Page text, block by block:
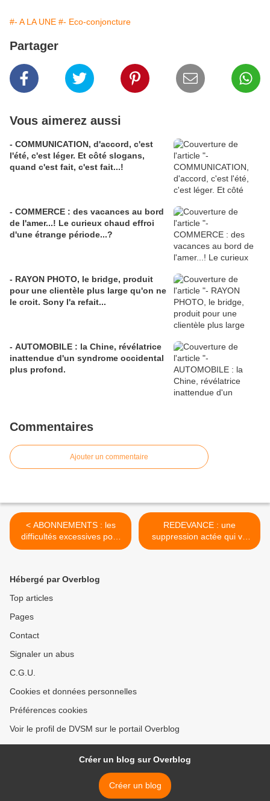
#- A LA UNE #- Eco-conjoncture
Partager
Vous aimerez aussi
- COMMUNICATION, d'accord, c'est
l'été, c'est léger. Et côté slogans,
quand c'est fait, c'est fait...!
- COMMERCE : des vacances au bord
de l'amer...! Le curieux chaud effroi
d'une étrange période...?
- RAYON PHOTO, le bridge, produit
pour une clientèle plus large qu'on ne
le croit. Sony l'a refait...
- AUTOMOBILE : la Chine, révélatrice
inattendue d'un syndrome occidental
plus profond.
Commentaires
Ajouter un commentaire
< ABONNEMENTS : les
difficultés excessives pour
en sortir exposées à des
REDEVANCE : une
suppression actée qui va
bien au-delà d'un
Hébergé par Overblog
Top articles
Pages
Contact
Signaler un abus
C.G.U.
Cookies et données personnelles
Préférences cookies
Voir le profil de DVSM sur le portail Overblog
Créer un blog sur Overblog
Créer un blog